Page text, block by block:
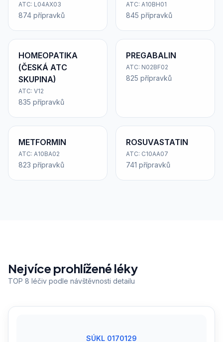
ATC: L04AX03
874 přípravků
ATC: A10BH01
845 přípravků
HOMEOPATIKA
(ČESKÁ ATC
SKUPINA)
ATC: V12
835 přípravků
PREGABALIN
ATC: N02BF02
825 přípravků
METFORMIN
ATC: A10BA02
823 přípravků
ROSUVASTATIN
ATC: C10AA07
741 přípravků
Nejvíce prohlížené léky
TOP 8 léčiv podle návštěvnosti detailu
SÚKL 0170129